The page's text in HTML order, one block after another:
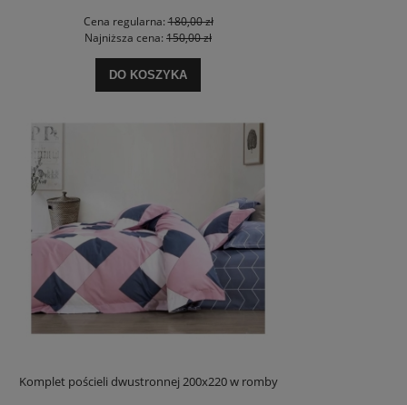
Cena regularna:180,00 zł
Najniższa cena: 150,00 zł
DO KOSZYKA
Komplet pościeli dwustronnej 200x220 w romby